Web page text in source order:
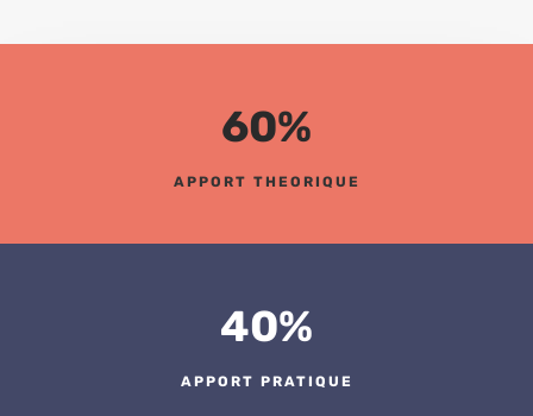
60%
APPORT THEORIQUE
40%
APPORT PRATIQUE